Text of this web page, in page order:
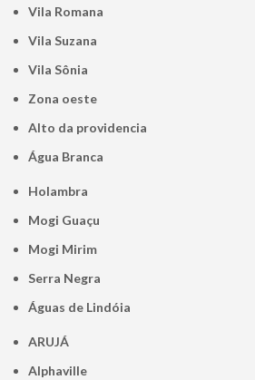
Vila Romana
Vila Suzana
Vila Sônia
Zona oeste
alto da providencia
Água Branca
Holambra
Mogi Guaçu
Mogi Mirim
Serra Negra
Águas de Lindóia
ARUJÁ
Alphaville